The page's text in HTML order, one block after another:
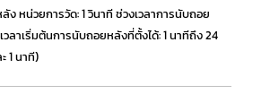
ง หน่วยการวัด: 1 วินาที ช่วงเวลาการนับถอย
วลาเริ่มต้นการนับถอยหลังที่ตั้งได้: 1 นาทีถึง 24
1 นาที)